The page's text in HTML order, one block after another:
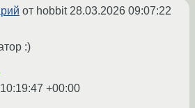
от hobbit28.03.2026 09:07:22
:)
+00:00